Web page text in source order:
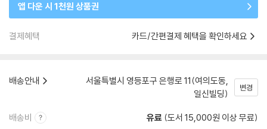
앱 다운 시 1천원 상품권
결제혜택 카드/간편결제 혜택을 확인하세요
배송안내
서울특별시 영등포구 은행로 11(여의도동,
일신빌딩)
변경
배송비 유료 (도서 15,000원 이상 무료)